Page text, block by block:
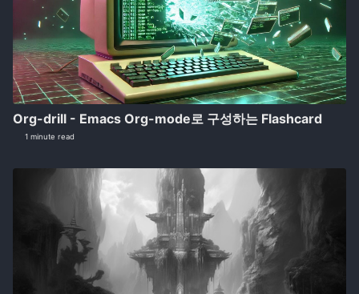
Org-drill - Emacs Org-mode로 구성하는 Flashcard
1 minute read